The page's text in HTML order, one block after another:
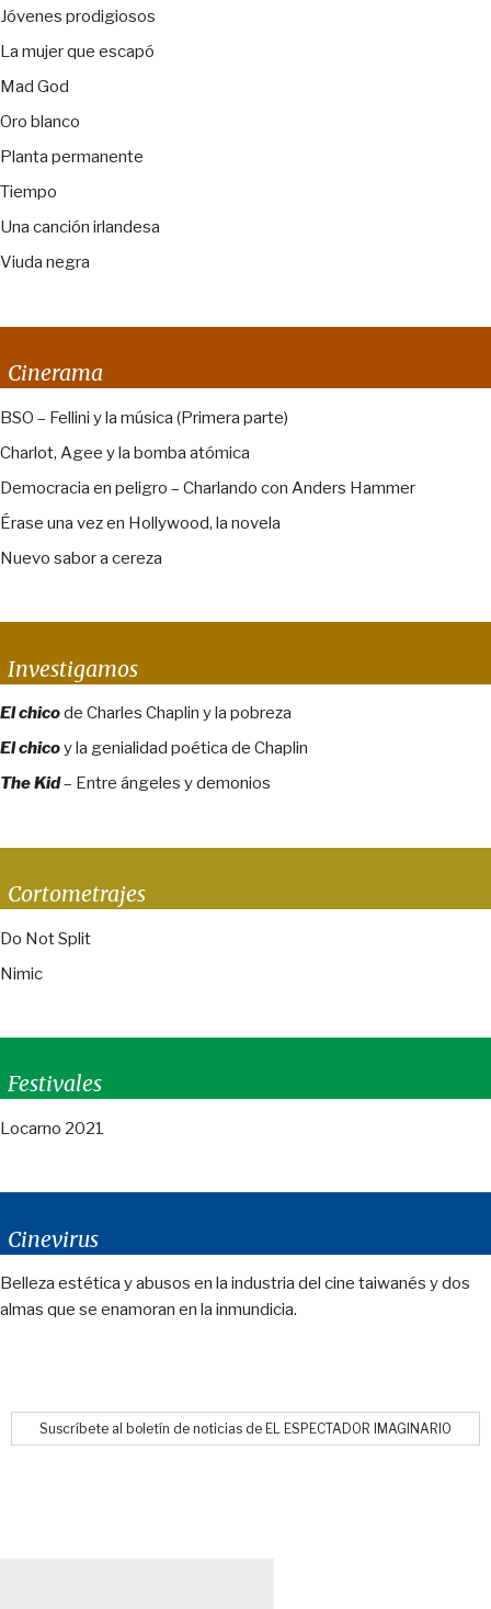
Jóvenes prodigiosos
La mujer que escapó
Mad God
Oro blanco
Planta permanente
Tiempo
Una canción irlandesa
Viuda negra
Cinerama
BSO – Fellini y la música (Primera parte)
Charlot, Agee y la bomba atómica
Democracia en peligro – Charlando con Anders Hammer
Érase una vez en Hollywood, la novela
Nuevo sabor a cereza
Investigamos
El chicode Charles Chaplin y la pobreza
El chicoy la genialidad poética de Chaplin
The Kid– Entre ángeles y demonios
Cortometrajes
Do Not Split
Nimic
Festivales
Locarno 2021
Cinevirus
Belleza estética y abusos en la industria del cine taiwanés y dos
almas que se enamoran en la inmundicia.
Suscríbete al boletín de noticias de EL ESPECTADOR IMAGINARIO